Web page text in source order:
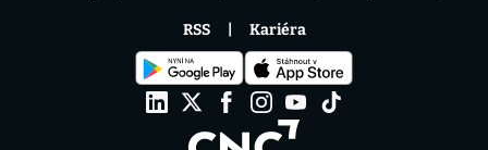
RSS Kariéra